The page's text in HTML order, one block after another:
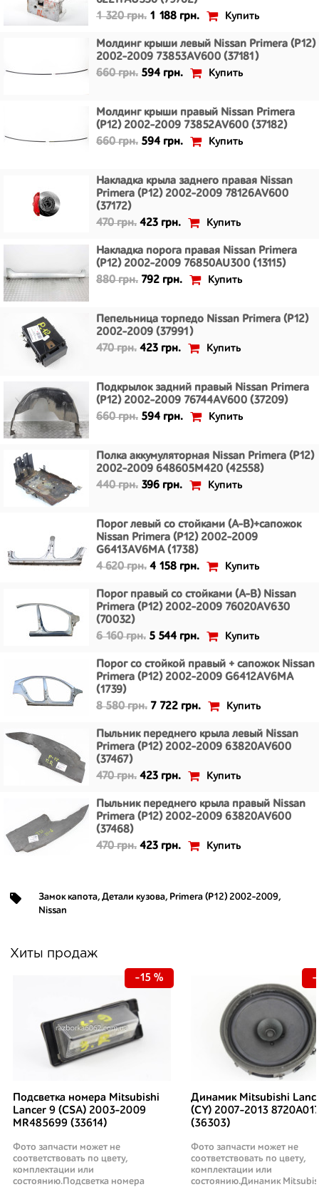
1 320 грн. 1 188 грн. Купить
Молдинг крыши левый Nissan Primera (P12)
2002-2009 73853AV600 (37181)
660 грн. 594 грн. Купить
Молдинг крыши правый Nissan Primera
(P12) 2002-2009 73852AV600 (37182)
660 грн. 594 грн. Купить
Накладка крыла заднего правая Nissan
Primera (P12) 2002-2009 78126AV600
(37172)
470 грн. 423 грн. Купить
Накладка порога правая Nissan Primera
(P12) 2002-2009 76850AU300 (13115)
880 грн. 792 грн. Купить
Пепельница торпедо Nissan Primera (P12)
2002-2009 (37991)
470 грн. 423 грн. Купить
Подкрылок задний правый Nissan Primera
(P12) 2002-2009 76744AV600 (37209)
660 грн. 594 грн. Купить
Полка аккумуляторная Nissan Primera (P12)
2002-2009 648605M420 (42558)
440 грн. 396 грн. Купить
Порог левый со стойками (A-B)+сапожок
Nissan Primera (P12) 2002-2009
G6413AV6MA (1738)
4 620 грн. 4 158 грн. Купить
Порог правый со стойками (A-B) Nissan
Primera (P12) 2002-2009 76020AV630
(70032)
6 160 грн. 5 544 грн. Купить
Порог со стойкой правый + сапожок Nissan
Primera (P12) 2002-2009 G6412AV6MA
(1739)
8 580 грн. 7 722 грн. Купить
Пыльник переднего крыла левый Nissan
Primera (P12) 2002-2009 63820AV600
(37467)
470 грн. 423 грн. Купить
Пыльник переднего крыла правый Nissan
Primera (P12) 2002-2009 63820AV600
(37468)
470 грн. 423 грн. Купить
Замок капота, Детали кузова, Primera (P12) 2002-2009,
Nissan
Хиты продаж
Подсветка номера Mitsubishi
Lancer 9 (CSA) 2003-2009
MR485699 (33614)
Фото запчасти может не
соответствовать по цвету,
комплектации или
состоянию.Подсветка номера
-15 %
Динамик Mitsubishi
(CY) 2007-2013
(36303)
Фото запчасти может не
соответствовать по цвету,
комплектации или
состоянию.Динамик
-